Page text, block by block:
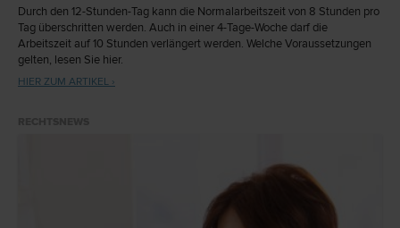
Durch den 12-Stunden-Tag kann die Normalarbeitszeit von 8 Stunden pro
Tag überschritten werden. Auch in einer 4-Tage-Woche darf die
Arbeitszeit auf 10 Stunden verlängert werden. Welche Voraussetzungen
gelten, lesen Sie hier.
HIER ZUM ARTIKEL ›